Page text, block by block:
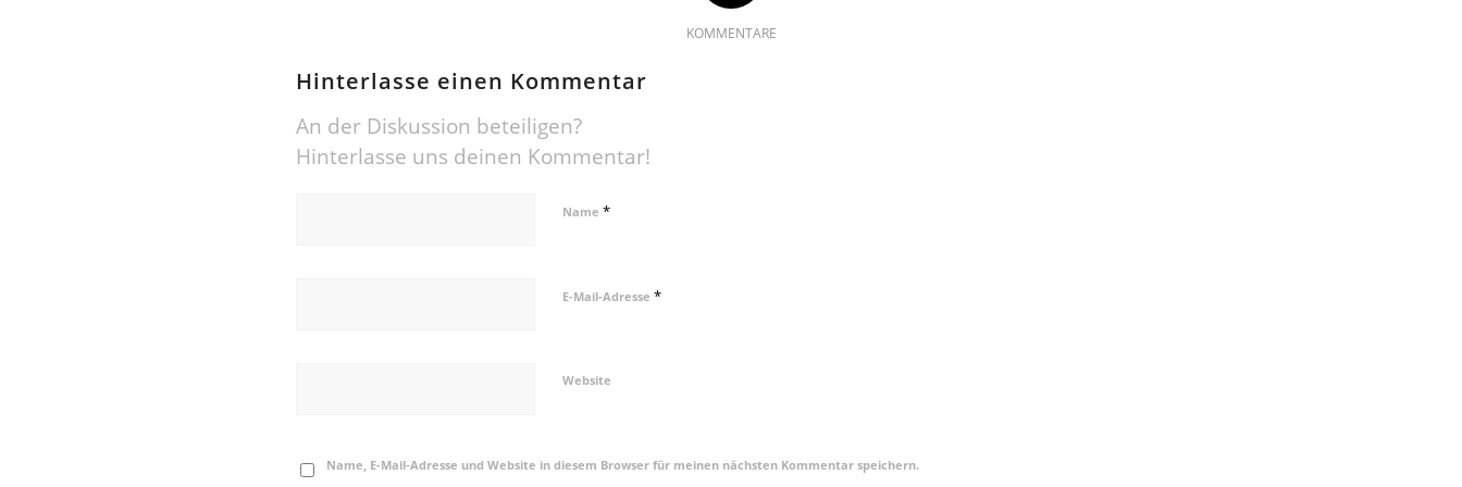
KOMMENTARE
Hinterlasse einen Kommentar
An der Diskussion beteiligen?
Hinterlasse uns deinen Kommentar!
Name *
E-Mail-Adresse *
Website
Name, E-Mail-Adresse und Website in diesem Browser für meinen nächsten Kommentar speichern.